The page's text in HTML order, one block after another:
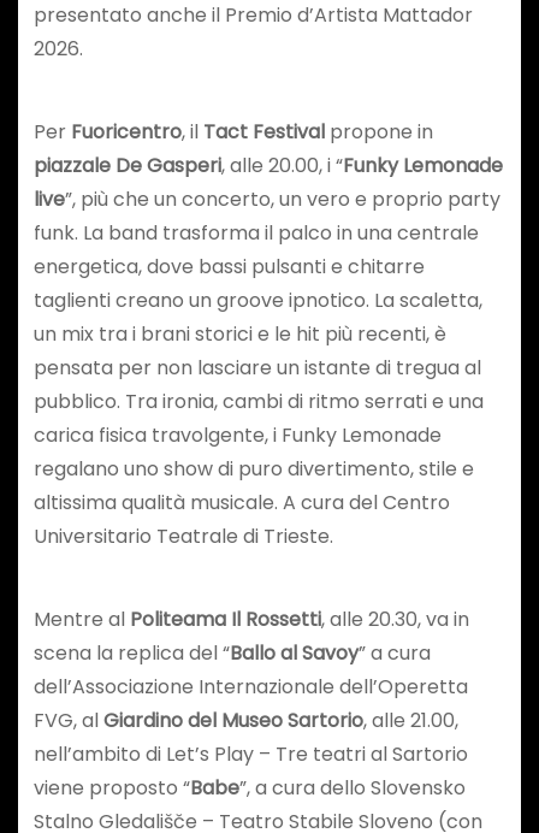
presentato anche il Premio d’Artista Mattador
2026.
Per Fuoricentro, il Tact Festivalpropone in
piazzale De Gasperi, alle 20.00, i “Funky Lemonade
live”, più che un concerto, un vero e proprio party
funk. La band trasforma il palco in una centrale
energetica, dove bassi pulsanti e chitarre
taglienti creano un groove ipnotico. La scaletta,
un mix tra i brani storici e le hit più recenti, è
pensata per non lasciare un istante di tregua al
pubblico. Tra ironia, cambi di ritmo serrati e una
carica fisica travolgente, i Funky Lemonade
regalano uno show di puro divertimento, stile e
altissima qualità musicale. A cura del Centro
Universitario Teatrale di Trieste.
Mentre al Politeama Il Rossetti, alle 20.30, va in
scena la replica del “Ballo al Savoy” a cura
dell’Associazione Internazionale dell’Operetta
FVG, alGiardino del Museo Sartorio, alle 21.00,
nell’ambito di Let’s Play – Tre teatri al Sartorio
viene proposto “Babe”, a cura dello Slovensko
Stalno Gledališče – Teatro Stabile Sloveno (con